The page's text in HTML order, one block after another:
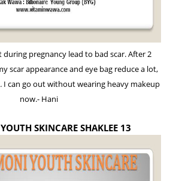
during pregnancy lead to bad scar. After 2
scar appearance and eye bag reduce a lot,
I can go out without wearing heavy makeup
now.- Hani
SKINCARE SHAKLEE 13